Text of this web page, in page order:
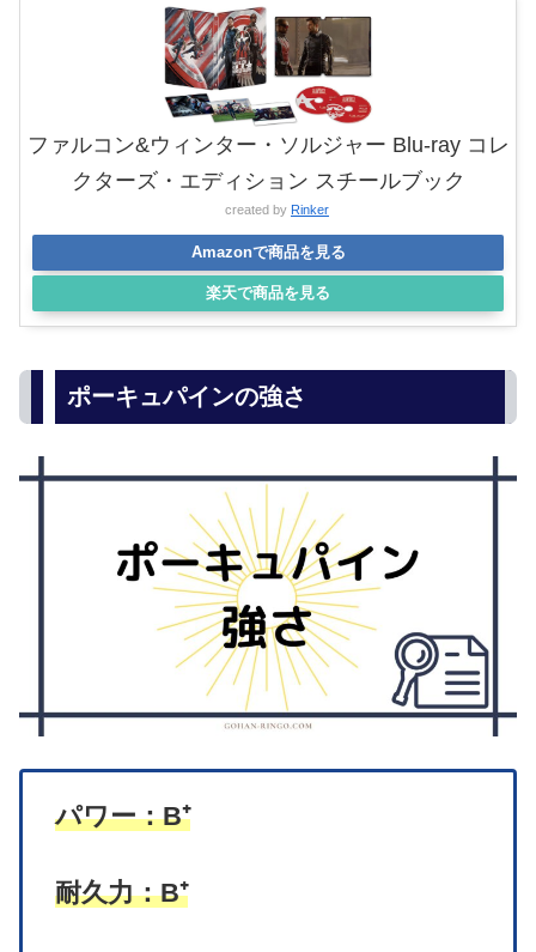
ファルコン&ウィンター・ソルジャー Blu-ray コレ
クターズ・エディション スチールブック
created by Rinker
Amazonで商品を見る
楽天で商品を見る
ポーキュパインの強さ
パワー：B⁺
耐久力：B⁺